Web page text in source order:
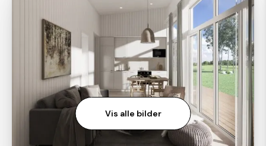
Vis alle bilder